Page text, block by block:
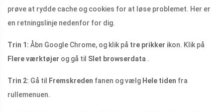
prøve at rydde cache og cookies for at løse problemet. Her er
en retningslinje nedenfor for dig.
Trin 1: Åbn Google Chrome, og klik på tre prikker ikon. Klik på
Flere værktøjer og gå til Slet browserdata .
Trin 2: Gå til Fremskreden fanen og vælg Hele tiden fra
rullemenuen.